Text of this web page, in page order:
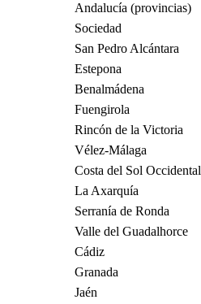
Andalucía (provincias)
Sociedad
San Pedro Alcántara
Estepona
Benalmádena
Fuengirola
Rincón de la Victoria
Vélez-Málaga
Costa del Sol Occidental
La Axarquía
Serranía de Ronda
Valle del Guadalhorce
Cádiz
Granada
Jaén